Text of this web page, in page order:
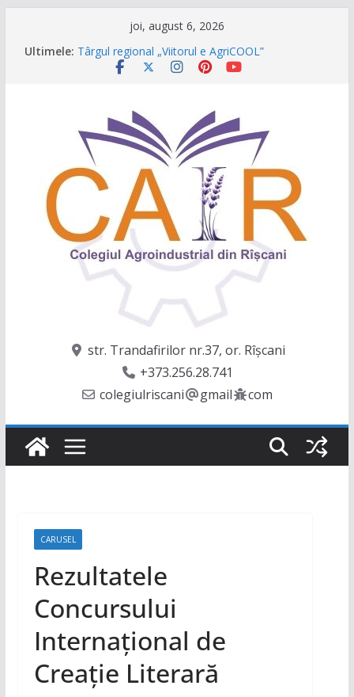
joi, august 6, 2026
Ultimele: Târgul regional „Viitorul e AgriCOOL”
Un capitol se încheie, iar un viitor plin de
și clipe de neuitat!
CONCURS DE VIDEO SPOTURI „The Coral Reef
of the Prut – destinația ta turistică”
Caravana Profesiilor – Invatamantul Dual în
acțiune!
str. Trandafirilor nr.37, or. Rîşcani
+373.256.28.741
colegiulriscani
gmail com
CARUSEL
Rezultatele
Concursului
Internațional de
Creație Literară